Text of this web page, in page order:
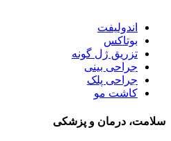
اندولیفت
بوتاکس
تزریق ژل گونه
جراحی بینی
جراحی پلک
کاشت مو
سلامت، درمان و پزشکی